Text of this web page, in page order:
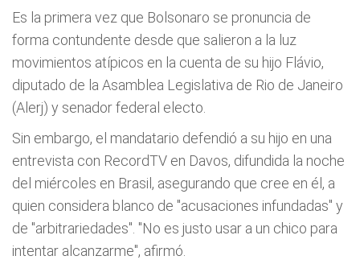
Es la primera vez que Bolsonaro se pronuncia de
forma contundente desde que salieron a la luz
movimientos atípicos en la cuenta de su hijo Flávio,
diputado de la Asamblea Legislativa de Rio de Janeiro
(Alerj) y senador federal electo.
Sin embargo, el mandatario defendió a su hijo en una
entrevista con RecordTV en Davos, difundida la noche
del miércoles en Brasil, asegurando que cree en él, a
quien considera blanco de "acusaciones infundadas" y
de "arbitrariedades". "No es justo usar a un chico para
intentar alcanzarme", afirmó.